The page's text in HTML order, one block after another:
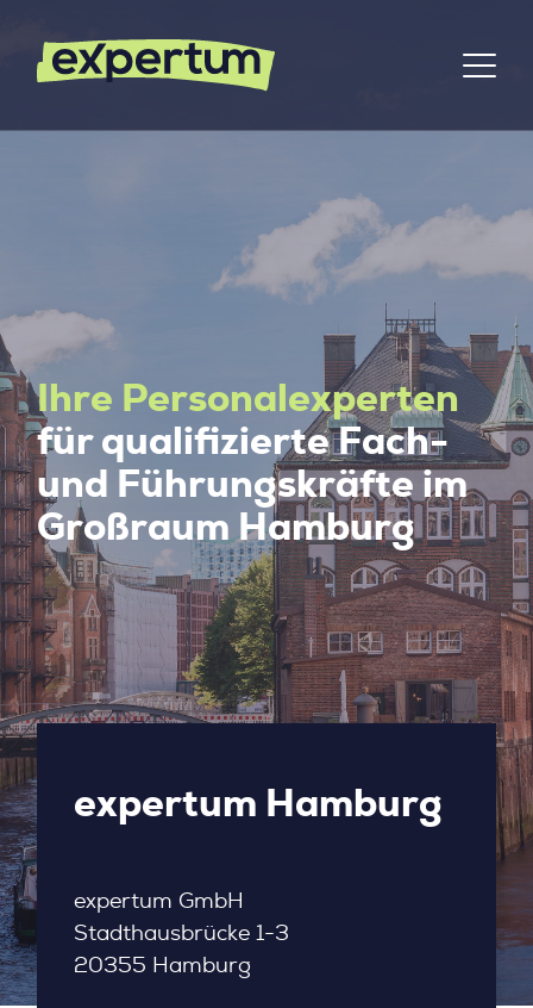
Ihre Personalexperten
für qualifizierte Fach-
und Führungskräfte im
Großraum Hamburg
expertum Hamburg
expertum GmbH
Stadthausbrücke 1-3
20355 Hamburg